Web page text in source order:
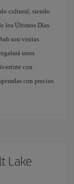
cultural, siendo
los Últimos Días.
son visitas
unos
con
con precios
Lake